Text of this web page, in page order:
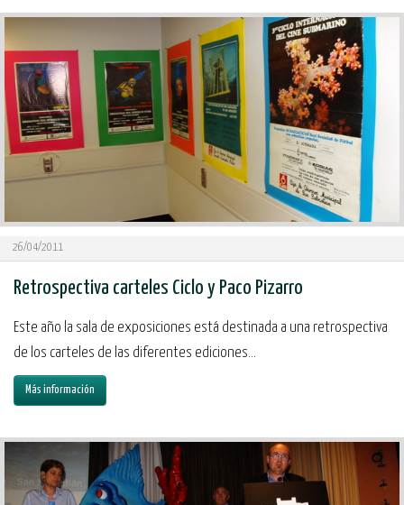
26/04/2011
Retrospectiva carteles Ciclo y Paco Pizarro
Este año la sala de exposiciones está destinada a una retrospectiva
de los carteles de las diferentes ediciones...
Más información